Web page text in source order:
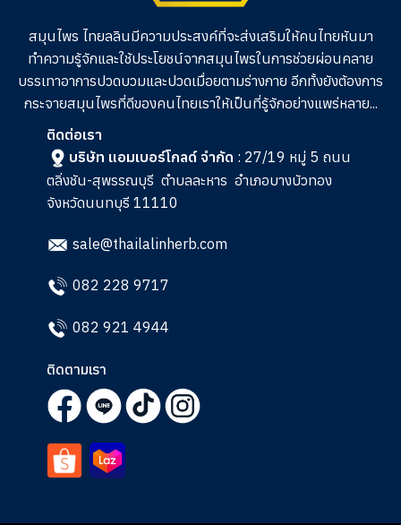
สมุนไพร ไทยลลินมีความประสงค์ที่จะส่งเสริมให้คนไทยหันมา
ทำความรู้จักและใช้ประโยชน์จากสมุนไพรในการช่วยผ่อนคลาย
บรรเทาอาการปวดบวมและปวดเมื่อยตามร่างกาย อีกทั้งยังต้องการ
กระจายสมุนไพรที่ดีของคนไทยเราให้เป็นที่รู้จักอย่างแพร่หลาย...
ติดต่อเรา
บริษัท แอมเบอร์โกลด์ จำกัด : 27/19 หมู่ 5 ถนน
ตลิ่งชัน-สุพรรณบุรี ตำบลละหาร อำเภอบางบัวทอง
จังหวัดนนทบุรี 11110
sale@thailalinherb.com
082 228 9717
082 921 4944
ติดตามเรา